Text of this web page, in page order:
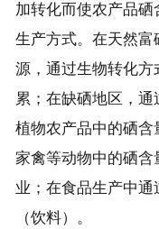
加转化而使农产品
生产方式。在天然
源，通过生物转化
累；在缺硒地区，
植物农产品中的硒含
家禽等动物中的硒
业；在食品生产中
（饮料）。